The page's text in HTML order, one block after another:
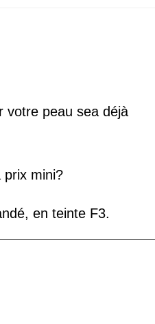
votre peau sea déjà
prix mini?
en teinte F3.